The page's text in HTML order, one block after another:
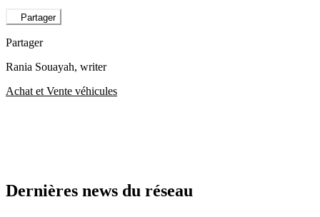
Partager
Partager
Rania Souayah, writer
Achat et Vente véhicules
Dernières news du réseau